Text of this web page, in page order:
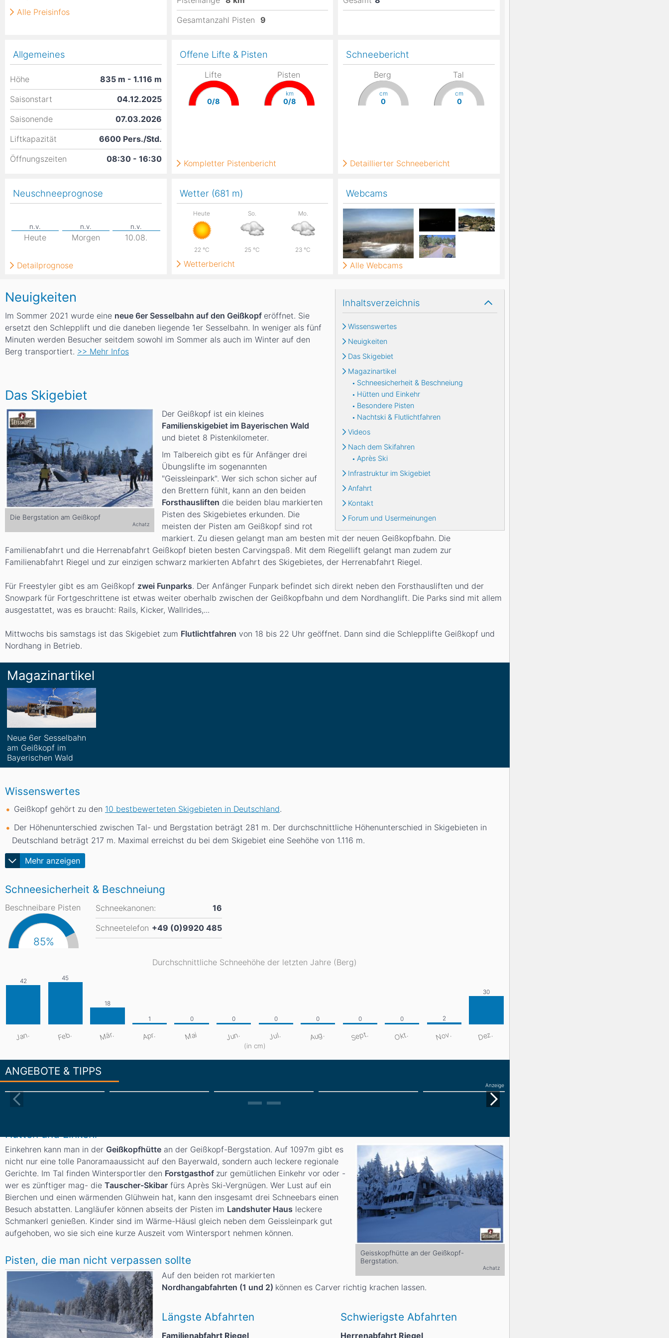
Inhaltsverzeichnis
Wissenswertes
Neuigkeiten
Das Skigebiet
Magazinartikel
Schneesicherheit & Beschneiung
Hütten und Einkehr
Besondere Pisten
Nachtski & Flutlichtfahren
Videos
Nach dem Skifahren
Après Ski
Infrastruktur im Skigebiet
Anfahrt
Kontakt
Forum und Usermeinungen
Neuigkeiten
Im Sommer 2021 wurde eine neue 6er Sesselbahn auf den Geißkopf eröffnet. Sie
ersetzt den Schlepplift und die daneben liegende 1er Sesselbahn. In weniger als fünf
Minuten werden Besucher seitdem sowohl im Sommer als auch im Winter auf den
Berg transportiert. >> Mehr Infos
Das Skigebiet
Die Bergstation am Geißkopf
Achatz
Der Geißkopf ist ein kleines
Familienskigebiet im Bayerischen Wald
und bietet 8 Pistenkilometer.
Im Talbereich gibt es für Anfänger drei
Übungslifte im sogenannten
"Geissleinpark". Wer sich schon sicher auf
den Brettern fühlt, kann an den beiden
Forsthausliften die beiden blau markierten
Pisten des Skigebietes erkunden. Die
meisten der Pisten am Geißkopf sind rot
markiert. Zu diesen gelangt man am besten mit der neuen Geißkopfbahn. Die
Familienabfahrt und die Herrenabfahrt Geißkopf bieten besten Carvingspaß. Mit dem Riegellift gelangt man zudem zur
Familienabfahrt Riegel und zur einzigen schwarz markierten Abfahrt des Skigebietes, der Herrenabfahrt Riegel.
Für Freestyler gibt es am Geißkopf zwei Funparks. Der Anfänger Funpark befindet sich direkt neben den Forsthausliften und der
Snowpark für Fortgeschrittene ist etwas weiter oberhalb zwischen der Geißkopfbahn und dem Nordhanglift. Die Parks sind mit allem
ausgestattet, was es braucht: Rails, Kicker, Wallrides,...
Mittwochs bis samstags ist das Skigebiet zum Flutlichtfahren von 18 bis 22 Uhr geöffnet. Dann sind die Schlepplifte Geißkopf und
Nordhang in Betrieb.
Magazinartikel
Neue 6er Sesselbahn
am Geißkopf im
Bayerischen Wald
Wissenswertes
Mehr anzeigen
Geißkopf gehört zu den 10 bestbewerteten Skigebieten in Deutschland.
Der Höhenunterschied zwischen Tal- und Bergstation beträgt 281 m. Der durchschnittliche Höhenunterschied in Skigebieten in
Deutschland beträgt 217 m. Maximal erreichst du bei dem Skigebiet eine Seehöhe von 1.116 m.
Schneesicherheit & Beschneiung
Beschneibare Pisten
85%
Schneekanonen:
16
Schneetelefon +49 (0)9920 485
Durchschnittliche Schneehöhe der letzten Jahre (Berg)
Jan. Feb. Mär. Apr. Mai Jun. Jul. Aug. Sept. Okt. Nov. Dez.
(in cm)
ANGEBOTE & TIPPS
Anzeige
Hütten und Einkehr
Geisskopfhütte an der Geißkopf-
Bergstation.
Achatz
Einkehren kann man in der Geißkopfhütte an der Geißkopf-Bergstation. Auf 1097m gibt es
nicht nur eine tolle Panoramaaussicht auf den Bayerwald, sondern auch leckere regionale
Gerichte. Im Tal finden Wintersportler den Forstgasthof zur gemütlichen Einkehr vor oder -
wer es zünftiger mag- die Tauscher-Skibar fürs Après Ski-Vergnügen. Wer Lust auf ein
Bierchen und einen wärmenden Glühwein hat, kann den insgesamt drei Schneebars einen
Besuch abstatten. Langläufer können abseits der Pisten im Landshuter Haus leckere
Schmankerl genießen. Kinder sind im Wärme-Häusl gleich neben dem Geissleinpark gut
aufgehoben, wo sie sich eine kurze Auszeit vom Wintersport nehmen können.
Pisten, die man nicht verpassen sollte
Auf den beiden rot markierten
Nordhangabfahrten (1 und 2) können es Carver richtig krachen lassen.
Längste Abfahrten
Familienabfahrt Riegel
Schwierigste Abfahrten
Herrenabfahrt Riegel
Allgemeines
Höhe 835 m - 1.116 m
Saisonstart
04.12.2025
Saisonende
07.03.2026
Liftkapazität
6600 Pers./Std.
Öffnungszeiten
08:30 - 16:30
Gesamtanzahl Pisten 9
Wetter (681 m)
Heute
22 °C
So.
25 °C
Mo.
23 °C
Wetterbericht
Webcams
Alle Webcams
Schneebericht
Berg
cm
0
Tal
cm
0
Detaillierter Schneebericht
Neuschneeprognose
Heute Morgen 10.08.
Detailprognose
Offene Lifte & Pisten
Lifte
0/8
Pisten
km
0/8
Kompletter Pistenbericht
Alle Preisinfos